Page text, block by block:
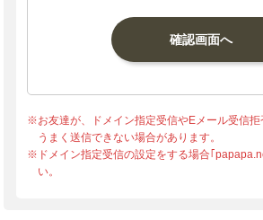
※お友達が、ドメイン指定受信やEメール受信拒
うまく送信できない場合があります。
※ドメイン指定受信の設定をする場合｢
い。